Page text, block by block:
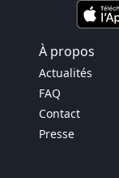
À propos
Actualités
FAQ
Contact
Presse